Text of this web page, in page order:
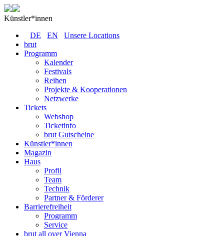
Künstler*innen
DE
EN
Unsere Locations
brut
Programm
Kalender
Festivals
Reihen
Projekte & Kooperationen
Netzwerke
Tickets
Webshop
Ticketinfo
brut Gutscheine
Künstler*innen
Magazin
Haus
Profil
Team
Technik
Partner & Förderer
Barrierefreiheit
Programm
Service
brut all over Vienna